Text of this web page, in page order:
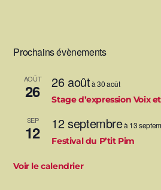
Prochains évènements
AOÛT
26 26 aoûtà30 août
Stage d’expression Voix
SEP
12 12 septembreà 13
Festival du P’tit Pim
Voir le calendrier